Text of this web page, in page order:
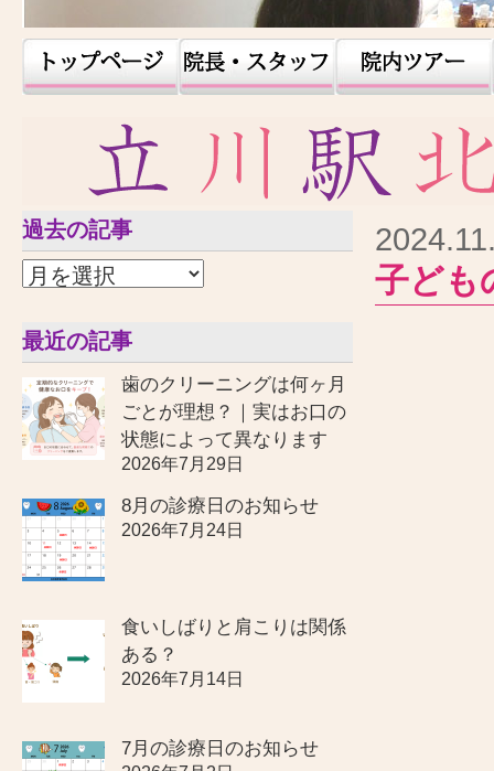
過去の記事
最近の記事
歯のクリーニングは何ヶ月
ごとが理想？｜実はお口の
状態によって異なります
2026年7月29日
8月の診療日のお知らせ
2026年7月24日
食いしばりと肩こりは関係
ある？
2026年7月14日
7月の診療日のお知らせ
子ども